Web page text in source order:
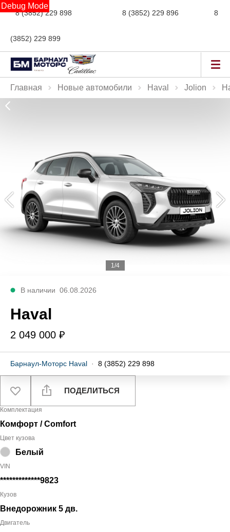
Debug Mode
8 (3852) 229 898 8 (3852) 229 896 8
(3852) 229 899
Главная Новые автомобили Haval Jolion
1/4
В наличии 06.08.2026
Haval
2 049 000 ₽
Барнаул-Моторс Haval · 8 (3852) 229 898
ПОДЕЛИТЬСЯ
Комплектация
Комфорт / Comfort
Цвет кузова
Белый
VIN
*************9823
Кузов
Внедорожник 5 дв.
Двигатель